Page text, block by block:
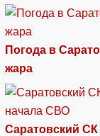
Погода в
жара
Саратовский